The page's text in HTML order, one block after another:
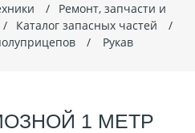
Ремонт, запчасти и
Каталог запасных частей
Рукав
1 МЕТР